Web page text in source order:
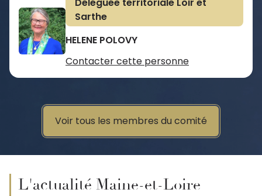
Déléguée territoriale Loir et
Sarthe
HELENE POLOVY
Contacter cette personne
Voir tous les membres du comité
L'actualité Maine-et-Loire